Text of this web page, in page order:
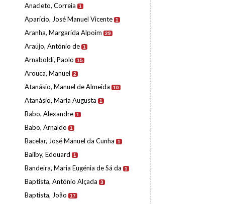
Anacleto, Correia 1
Aparício, José Manuel Vicente 1
Aranha, Margarida Alpoim 29
Araújo, António de 1
Arnaboldi, Paolo 15
Arouca, Manuel 2
Atanásio, Manuel de Almeida 10
Atanásio, Maria Augusta 1
Babo, Alexandre 1
Babo, Arnaldo 1
Bacelar, José Manuel da Cunha 1
Bailby, Edouard 1
Bandeira, Maria Eugénia de Sá da 1
Baptista, António Alçada 3
Baptista, João 17